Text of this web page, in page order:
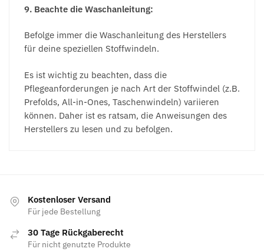
9. Beachte die Waschanleitung:
Befolge immer die Waschanleitung des Herstellers
für deine speziellen Stoffwindeln.
Es ist wichtig zu beachten, dass die
Pflegeanforderungen je nach Art der Stoffwindel (z.B.
Prefolds, All-in-Ones, Taschenwindeln) variieren
können. Daher ist es ratsam, die Anweisungen des
Herstellers zu lesen und zu befolgen.
Kostenloser Versand
Für jede Bestellung
30 Tage Rückgaberecht
Für nicht genutzte Produkte